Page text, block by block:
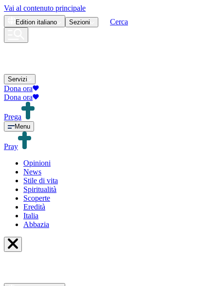
Vai al contenuto principale
Edition italiano Sezioni Cerca
Servizi
Dona ora
Dona ora
Prega
Menu
Pray
Opinioni
News
Stile di vita
Spiritualità
Scoperte
Eredità
Italia
Abbazia